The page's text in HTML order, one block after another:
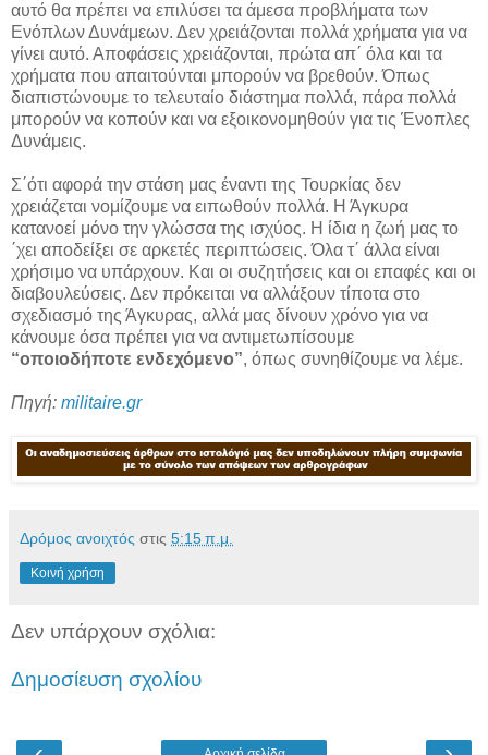
αυτό θα πρέπει να επιλύσει τα άμεσα προβλήματα των
Ενόπλων Δυνάμεων. Δεν χρειάζονται πολλά χρήματα για να
γίνει αυτό. Αποφάσεις χρειάζονται, πρώτα απ΄ όλα και τα
χρήματα που απαιτούνται μπορούν να βρεθούν. Όπως
διαπιστώνουμε το τελευταίο διάστημα πολλά, πάρα πολλά
μπορούν να κοπούν και να εξοικονομηθούν για τις Ένοπλες
Δυνάμεις.
Σ΄ότι αφορά την στάση μας έναντι της Τουρκίας δεν
χρειάζεται νομίζουμε να ειπωθούν πολλά. Η Άγκυρα
κατανοεί μόνο την γλώσσα της ισχύος. Η ίδια η ζωή μας το
΄χει αποδείξει σε αρκετές περιπτώσεις. Όλα τ΄ άλλα είναι
χρήσιμο να υπάρχουν. Και οι συζητήσεις και οι επαφές και οι
διαβουλεύσεις. Δεν πρόκειται να αλλάξουν τίποτα στο
σχεδιασμό της Άγκυρας, αλλά μας δίνουν χρόνο για να
κάνουμε όσα πρέπει για να αντιμετωπίσουμε
“οποιοδήποτε ενδεχόμενο”, όπως συνηθίζουμε να λέμε.
Πηγή: militaire.gr
Δρόμος ανοιχτός στις 5:15 π.μ.
Κοινή χρήση
Δεν υπάρχουν σχόλια:
Δημοσίευση σχολίου